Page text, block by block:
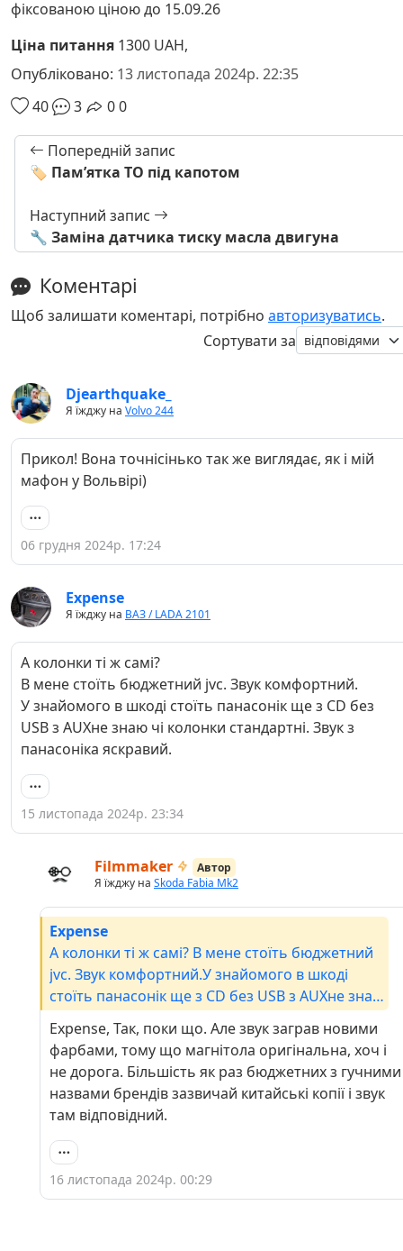
фіксованою ціною до 15.09.26
Ціна питання 1300 UAH,
Опубліковано: 13 листопада 2024р. 22:35
40
3 00
Попередній запис
🏷️ Памʼятка ТО під капотом
Наступний запис
🔧 Заміна датчика тиску масла двигуна
Коментарі
Щоб залишати коментарі, потрібно авторизуватись.
Сортувати за
Djearthquake_
Я їжджу на Volvo 244
Прикол! Вона точнісінько так же виглядає, як і мій
мафон у Вольвірі)
06 грудня 2024р. 17:24
Expense
Я їжджу на ВАЗ / LADA 2101
А колонки ті ж самі?
В мене стоїть бюджетний jvc. Звук комфортний.
У знайомого в шкоді стоїть панасонік ще з CD без
USB з AUXне знаю чі колонки стандартні. Звук з
панасоніка яскравий.
15 листопада 2024р. 23:34
Filmmaker
Автор
Я їжджу на Skoda Fabia Mk2
Expense
А колонки ті ж самі? В мене стоїть бюджетний
jvc. Звук комфортний.У знайомого в шкоді
стоїть панасонік ще з CD без USB з AUXне знаю
яскравий.
Expense, Так, поки що. Але звук заграв новими
фарбами, тому що магнітола оригінальна, хоч і
не дорога. Більшість як раз бюджетних з гучними
назвами брендів зазвичай китайські копії і звук
там відповідний.
16 листопада 2024р. 00:29